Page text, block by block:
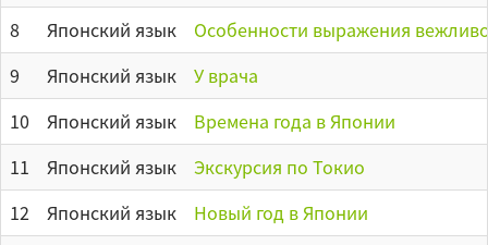
8
Японский язык
Особенности выражения
9
Японский язык
У врача
10
Японский язык
Времена года в Японии
11
Японский язык
Экскурсия по Токио
12
Японский язык
Новый год в Японии